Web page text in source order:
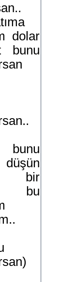
dolar
bunu
bunu
bir
bu